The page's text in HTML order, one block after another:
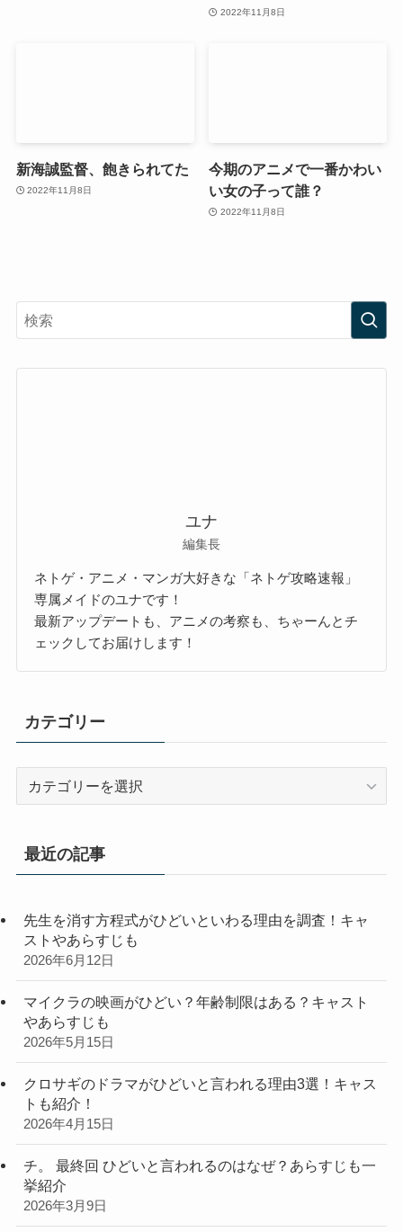
2022年11月8日
新海誠監督、飽きられてた
2022年11月8日
今期のアニメで一番かわい
い女の子って誰？
2022年11月8日
ユナ
編集長
ネトゲ・アニメ・マンガ大好きな「ネトゲ攻略速報」
専属メイドのユナです！
最新アップデートも、アニメの考察も、ちゃーんとチ
ェックしてお届けします！
カテゴリー
リ
最近の記事
先生を消す方程式がひどいといわる理由を調査！キャ
ストやあらすじも
2026年6月12日
マイクラの映画がひどい？年齢制限はある？キャスト
やあらすじも
2026年5月15日
クロサギのドラマがひどいと言われる理由3選！キャス
トも紹介！
2026年4月15日
チ。 最終回 ひどいと言われるのはなぜ？あらすじも一
挙紹介
2026年3月9日